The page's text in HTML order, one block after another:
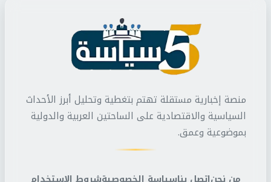
منصة إخبارية مستقلة تهتم بتغطية وتحليل أبرز الأحداث
السياسية والاقتصادية على الساحتين العربية والدولية
بموضوعية وعمق.